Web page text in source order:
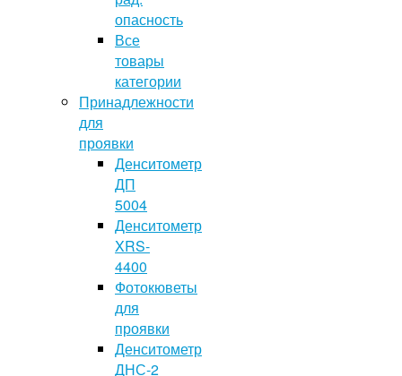
опасность
Все
товары
категории
Принадлежности
для
проявки
Денситометр
ДП
5004
Денситометр
XRS-
4400
Фотокюветы
для
проявки
Денситометр
ДНС-2